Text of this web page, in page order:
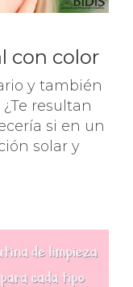
con color
y también
resultan
si en un
solar y